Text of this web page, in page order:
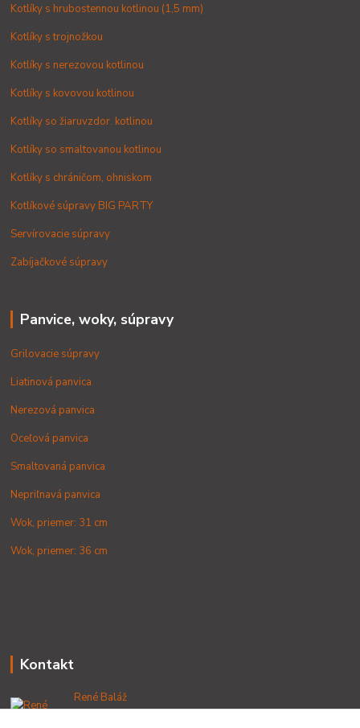
Kotlíky s hrubostennou kotlinou (1,5 mm)
Kotlíky s trojnožkou
Kotlíky s nerezovou kotlinou
Kotlíky s kovovou kotlinou
Kotlíky so žiaruvzdor. kotlinou
Kotlíky so smaltovanou kotlinou
Kotlíky s chráničom, ohniskom
Kotlíkové súpravy BIG PARTY
Servírovacie súpravy
Zabíjačkové súpravy
Panvice, woky, súpravy
Grilovacie súpravy
Liatinová panvica
Nerezová panvica
Oceľová panvica
Smaltovaná panvica
Nepriľnavá panvica
Wok, priemer: 31 cm
Wok, priemer: 36 cm
Kontakt
René Baláž
+421 902 212 007